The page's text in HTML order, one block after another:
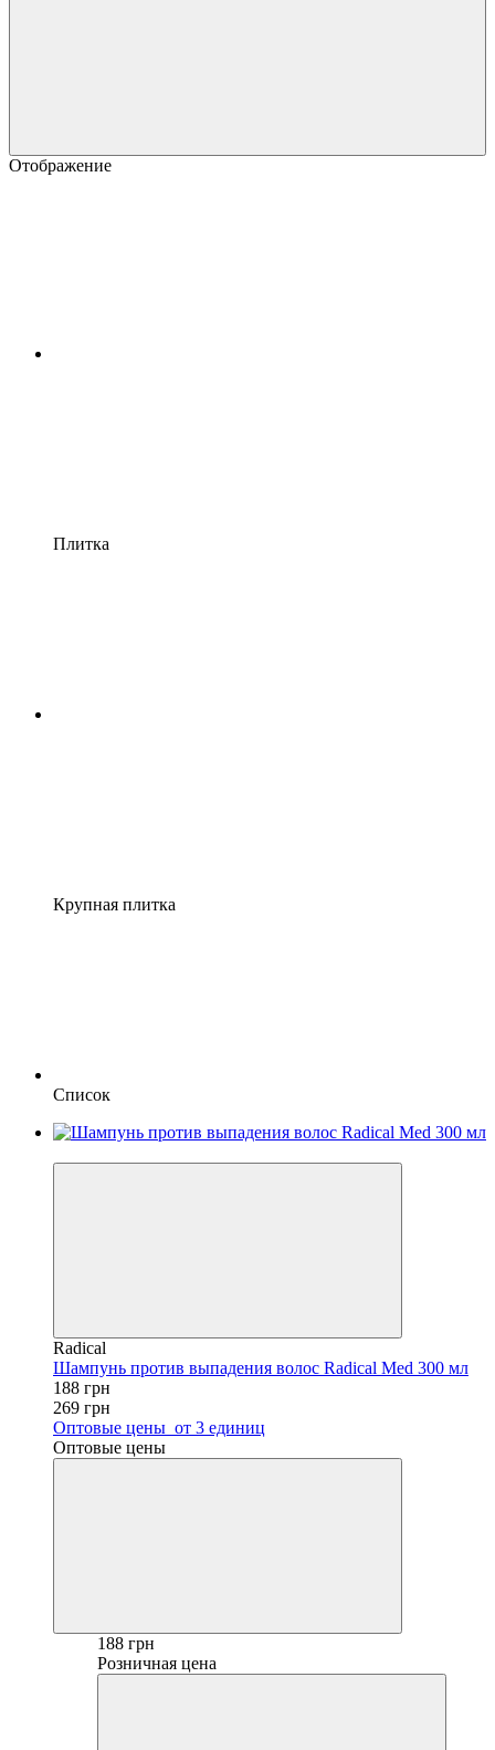
Отображение
Плитка
Крупная плитка
Список
Radical
Шампунь против выпадения волос Radical Med 300 мл
188 грн
269 грн
Оптовые цены от 3 единиц
Оптовые цены
188 грн
Розничная цена